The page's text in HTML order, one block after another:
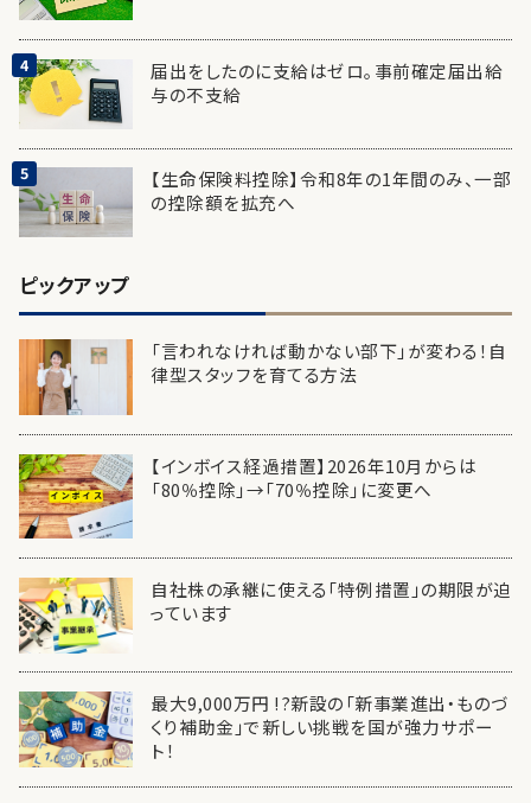
届出をしたのに支給はゼロ。事前確定届出給
与の不支給
【生命保険料控除】令和8年の1年間のみ、一部
の控除額を拡充へ
ピックアップ
「言われなければ動かない部下」が変わる！自
律型スタッフを育てる方法
【インボイス経過措置】2026年10月からは
「80％控除」→「70％控除」に変更へ
自社株の承継に使える「特例措置」の期限が迫
っています
最大9,000万円 !?新設の「新事業進出・ものづ
くり補助金」で新しい挑戦を国が強力サポー
ト！